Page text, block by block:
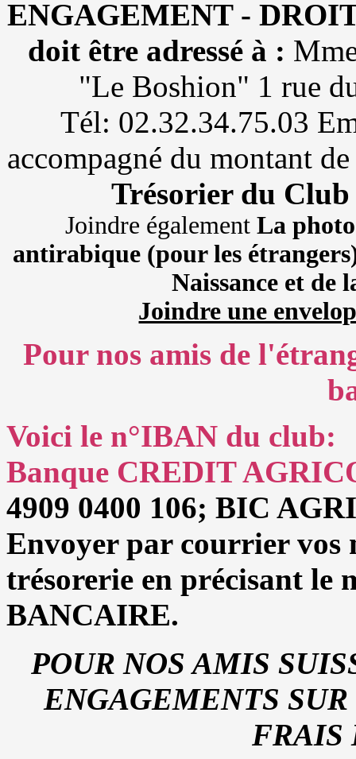
ENGAGEMENT -
doit être adressé à :
"Le Boshion" 1 rue
Tél: 02.32.34.75.03
accompagné du montant
Trésorier du Club
Joindre également La
antirabique (pour les
Naissance et de
Joindre une
Pour nos amis de
Voici le n°IBAN du club:
Banque CREDIT
4909 0400 106; BIC
Envoyer par courrier vos
trésorerie en précisant le
BANCAIRE.
POUR NOS AMIS
ENGAGEMENTS
FRAIS